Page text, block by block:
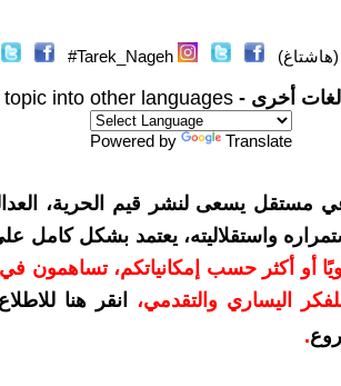
Tarek_Nageh#
أخرى - into other languages
Powered by Translate
مستقل يسعى لنشر قيم الحرية، العدالة
واستقلاليته، يعتمد بشكل كامل
دولارات سنويًا أو أكثر حسب إمكانياتكم،
اليساري والتقدمي،
انقر هنا
.